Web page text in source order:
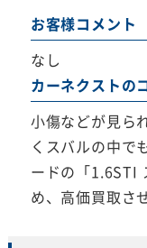
お客様コメント
なし
カーネクストの
小傷などが見ら
くスバルの中で
ードの「1.6STI
め、高価買取さ